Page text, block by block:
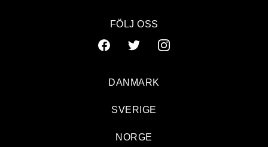
FÖLJ OSS
DANMARK
SVERIGE
NORGE